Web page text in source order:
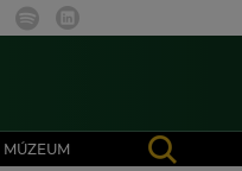
MÚZEUM